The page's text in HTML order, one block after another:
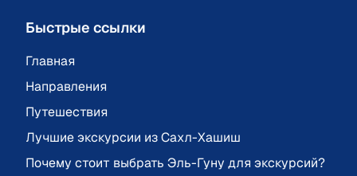
Быстрые ссылки
Главная
Направления
Путешествия
Лучшие экскурсии из Сахл-Хашиш
Почему стоит выбрать Эль-Гуну для экскурсий?